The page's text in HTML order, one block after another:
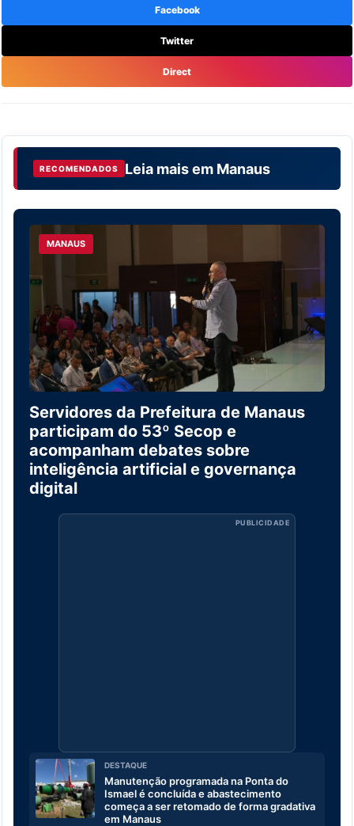
Facebook
Twitter
Direct
RECOMENDADOS Leia mais em Manaus
MANAUS
Servidores da Prefeitura de Manaus
participam do 53º Secop e
acompanham debates sobre
inteligência artificial e governança
digital
PUBLICIDADE
DESTAQUE
Manutenção programada na Ponta do
Ismael é concluída e abastecimento
começa a ser retomado de forma gradativa
em Manaus